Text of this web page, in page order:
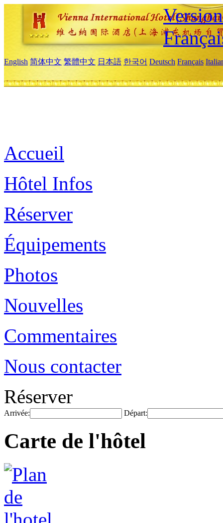
English 简体中文 繁體中文 日本語 한국어 Deutsch Français
Accueil
Hôtel Infos
Réserver
Équipements
Photos
Nouvelles
Commentaires
Nous contacter
Réserver
Arrivée: Départ:
Carte de l'hôtel